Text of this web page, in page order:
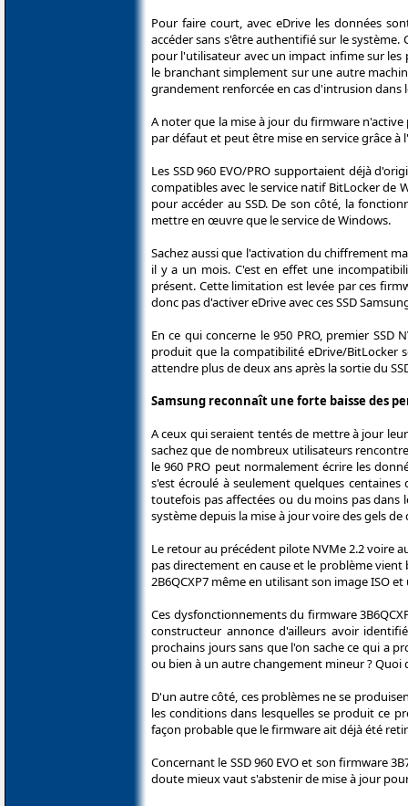
Pour faire court, avec eDrive les données
accéder sans s'être authentifié sur le
pour l'utilisateur avec un impact infime sur les
le branchant simplement sur une autre
grandement renforcée en cas d'intrusion dans
A noter que la mise à jour du firmware
par défaut et peut être mise en service grâce
Les SSD 960 EVO/PRO supportaient déjà
compatibles avec le service natif BitLocker de
pour accéder au SSD. De son côté, la
mettre en œuvre que le service de Windows.
Sachez aussi que l'activation du chiffrement
il y a un mois. C'est en effet une
présent. Cette limitation est levée par ces
donc pas d'activer eDrive avec ces SSD
En ce qui concerne le 950 PRO, premier
produit que la compatibilité eDrive/BitLocker
attendre plus de deux ans après la sortie du
Samsung reconnaît une forte baisse des
A ceux qui seraient tentés de mettre à jour
sachez que de nombreux utilisateurs
le 960 PRO peut normalement écrire les
s'est écroulé à seulement quelques
toutefois pas affectées ou du moins pas
système depuis la mise à jour voire des gels
Le retour au précédent pilote NVMe 2.2 voire
pas directement en cause et le problème vient
2B6QCXP7 même en utilisant son image ISO et
Ces dysfonctionnements du firmware
constructeur annonce d'ailleurs avoir
prochains jours sans que l'on sache ce qui a
ou bien à un autre changement mineur ?
D'un autre côté, ces problèmes ne se
les conditions dans lesquelles se produit ce
façon probable que le firmware ait déjà été
Concernant le SSD 960 EVO et son firmware
doute mieux vaut s'abstenir de mise à jour